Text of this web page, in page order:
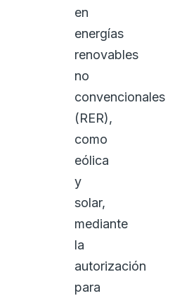
en
energías
renovables
no
convencionales
(RER),
como
eólica
y
solar,
mediante
la
autorización
para